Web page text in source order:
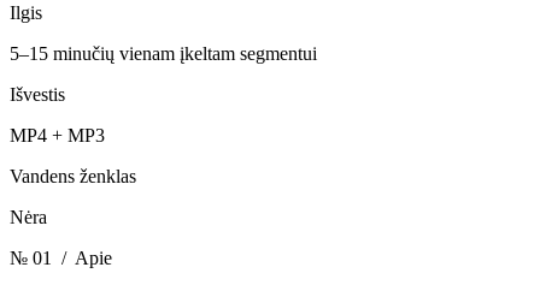
Ilgis
5–15 minučių vienam įkeltam segmentui
Išvestis
MP4 + MP3
Vandens ženklas
Nėra
№ 01
/ Apie